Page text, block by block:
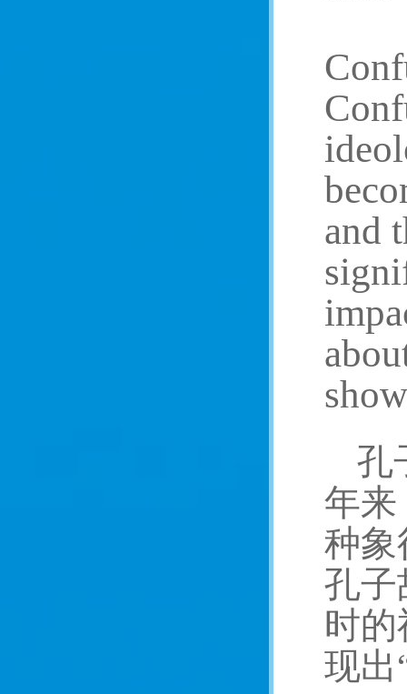
and
孔
年来
种象
孔子
时
现出